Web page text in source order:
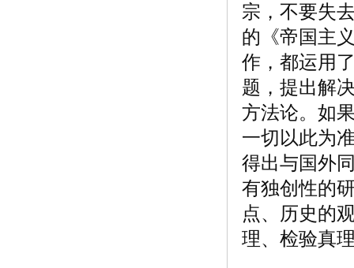
宗，不要失
的《帝国主
作，都运用
题，提出解
方法论。如
一切以此为
得出与国外
有独创性的
点、历史的
理、检验真